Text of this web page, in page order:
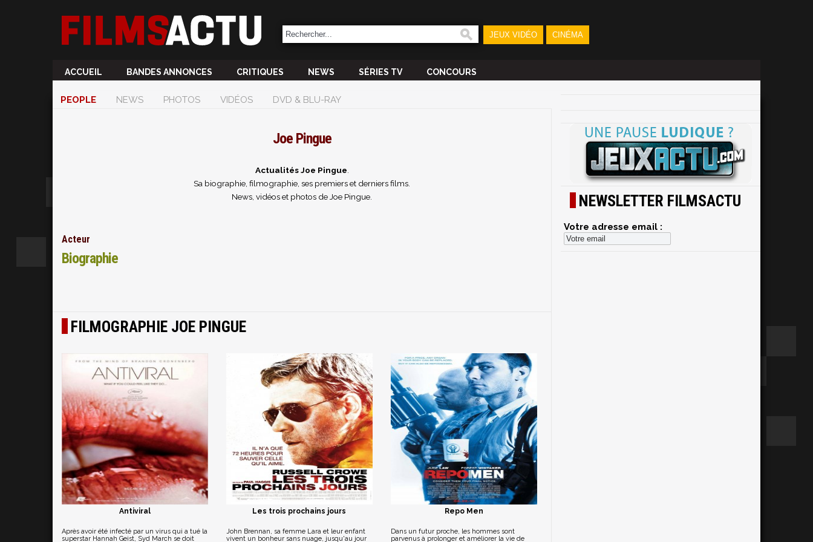
JEUX VIDÉO CINÉMA
ACCUEIL BANDES ANNONCES CRITIQUES NEWS SÉRIES TV CONCOURS
PEOPLE NEWS PHOTOS VIDÉOS DVD & BLU-RAY
Joe Pingue
Actualités Joe Pingue
Sa biographie, filmographie, ses premiers et derniers films.
News, vidéos et photos de Joe Pingue.
Acteur
Biographie
FILMOGRAPHIE JOE PINGUE
Antiviral
Après avoir été infecté par un virus qui a tué la
superstar Hannah Geist, Syd March se doit
Les trois prochains jours
John Brennan, sa femme Lara et leur enfant
vivent un bonheur sans nuage, jusqu'au jour
Repo Men
Dans un futur proche, les hommes sont
parvenus à prolonger et améliorer la vie de
NEWSLETTER FILMSACTU
Votre adresse email :